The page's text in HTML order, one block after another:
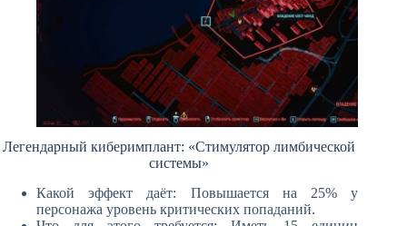
Легендарный киберимплант: «Стимулятор лимбической
системы»
Какой эффект даёт: Повышается на 25% у
персонажа уровень критических попаданий.